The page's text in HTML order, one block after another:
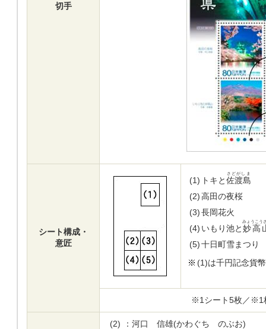
切手
シート構成・
意匠
(1) トキと佐渡島
さどがしま
(2)高田の夜桜
(3)長岡花火
(4) いもり池と妙高
みょうこう
(5)十日町雪まつり
(1)は千円記念貨
※1シート5枚／※1
(2)
：河口 信雄(かわぐち のぶお)